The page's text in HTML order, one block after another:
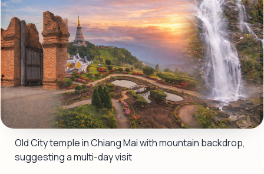
Old City temple in Chiang Mai with mountain backdrop,
suggesting a multi-day visit